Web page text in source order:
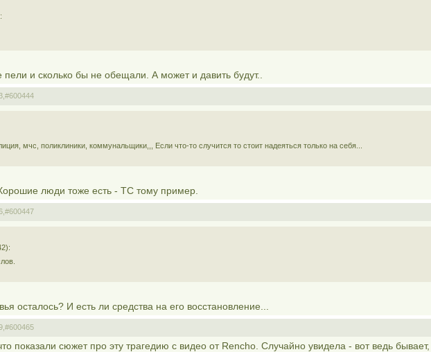
и сколько бы не обещали. А может и давить будут..
#600444
мчс, поликлиники, коммунальщики,,, Если что-то случится то стоит надеяться только на себя...
люди тоже есть - ТС тому пример.
#600447
осталось? И есть ли средства на его восстановление...
#600465
показали сюжет про эту трагедию с видео от Rencho. Случайно увидела - вот ведь